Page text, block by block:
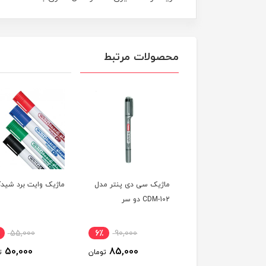
محصولات مرتبط
ماژیک سی دی پنتر مدل
CDM-102 دو سر
90,000 6٪
85,000 تومان
ماژیک وایت برد
55,000
50,000